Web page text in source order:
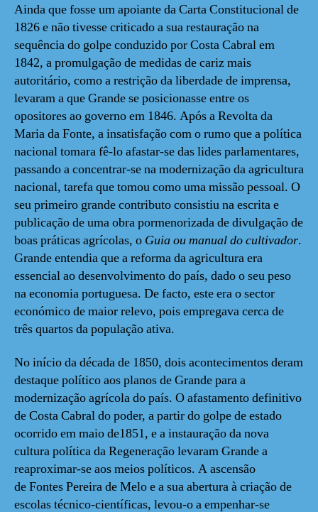
Ainda que fosse um apoiante da Carta Constitucional de
1826 e não tivesse criticado a sua restauração na
sequência do golpe conduzido por Costa Cabral em
1842, a promulgação de medidas de cariz mais
autoritário, como a restrição da liberdade de imprensa,
levaram a que Grande se posicionasse entre os
opositores ao governo em 1846. Após a Revolta da
Maria da Fonte, a insatisfação com o rumo que a política
nacional tomara fê-lo afastar-se das lides parlamentares,
passando a concentrar-se na modernização da agricultura
nacional, tarefa que tomou como uma missão pessoal. O
seu primeiro grande contributo consistiu na escrita e
publicação de uma obra pormenorizada de divulgação de
boas práticas agrícolas, o Guia ou manual do cultivador.
Grande entendia que a reforma da agricultura era
essencial ao desenvolvimento do país, dado o seu peso
na economia portuguesa. De facto, este era o sector
económico de maior relevo, pois empregava cerca de
três quartos da população ativa.
No início da década de 1850, dois acontecimentos deram
destaque político aos planos de Grande para a
modernização agrícola do país. O afastamento definitivo
de Costa Cabral do poder, a partir do golpe de estado
ocorrido em maio de1851, e a instauração da nova
cultura política da Regeneração levaram Grande a
reaproximar-se aos meios políticos. A ascensão
de Fontes Pereira de Melo e a sua abertura à criação de
escolas técnico-científicas, levou-o a empenhar-se